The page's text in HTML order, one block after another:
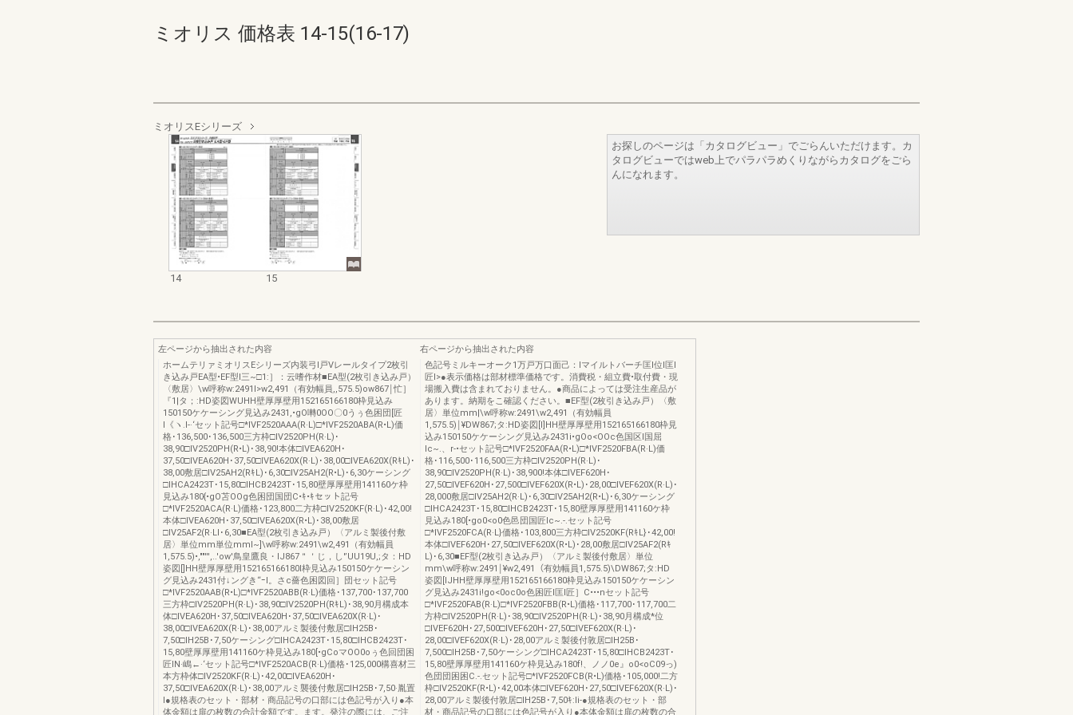
ミオリス 価格表 14-15(16-17)
ミオリスEシリーズ
14 15
お探しのページは「カタログビュー」でごらんいただけます。カ
タログビューではweb上でパラパラめくりながらカタログをごら
んになれます。
左ページから抽出された内容
ホームテリァミオリスEシリーズ内装弓l戸Vレールタイプ2枚引
き込み戸EA型•EF型l三~□1:］：云嗜作材■EA型(2枚引き込み戸）
〈敷居〉\w呼称w:2491I>w2,491（有効幅員,,575.5)ow867￨忙］
『1|タ；:HD姿図WUHH壁厚厚壁用152165166180枠見込み
150150ケケーシング見込み2431,•gO囀0OO〇0うぅ色困団[匠
l《ヽ.I-·‘セット記号□*IVF2520AAA(R·L)□*IVF2520ABA(R•L)価
格･136,500･136,500三方枠□IV2520PH(R·L)･
38,90□IV2520PH(R•L)･38,90!本体□IVEA620H･
37,50□IVEA620H･37,50□IVEA620X(R·L)･38,00□IVEA620X(RｷL)･
38,00敷居□IV25AH2(RｷL)･6,30□IV25AH2(R•L)･6,30ケーシング
□IHCA2423T･15,80□IHCB2423T･15,80壁厚厚壁用141160ケ枠
見込み180{•gO苫OOg色困団国団C•ｷ•ｷセット記号
□*IVF2520ACA(R·L)価格･123,800二方枠□IV2520KF(R·L)･42,00!
本体□IVEA620H･37,50□IVEA620X(R•L)･38,00敷居
□IV25AF2(R·Ll･6,30■EA型(2枚引き込み戸）〈アルミ製後付敷
居〉単位mm単位mml~]\w呼称w:2491\w2,491（有効幅員
1,575.5)•,""''',..'ow'鳥皇鷹良・lJ867＂＇じ，し'’UU19U,;タ：HD
姿図[]HH壁厚厚壁用152165166180I枠見込み150150ケケーシン
グ見込み2431付↓ングき“ｰl。さc薔色困図回］団セット記号
□*IVF2520AAB(R•L)□*IVF2520ABB(R·L)価格･137,700･137,700
三方枠□IV2520PH(R·L)･38,90□IV2520PH(RｷL)･38,90月構成本
体□IVEA620H･37,50□IVEA620H･37,50□IVEA620X(R·L)･
38,00□IVEA620X(R·L)･38,00アルミ製後付敷居□IH25B･
7,50□IH25B･7,50ケーシング□IHCA2423T･15,80□IHCB2423T･
15,80壁厚厚壁用141160ケ枠見込み180[•gCoマOO0oぅ色回団困
匠lN·嶋←·‘セット記号□*IVF2520ACB(R·L)価格･125,000構喜材三
本方枠体□IV2520KF(R·L)･42,00□IVEA620H･
37,50□IVEA620X(R·L)･38,00アルミ襲後付敷居□IH25B･7,50·胤置
l●規格表のセット・部材・商品記号の口部には色記号が入り●本
体金額は扉の枚数の合計金額です。ます。発注の際には、ご注
右ページから抽出された内容
色記号ミルキーオーク1万戸万口面己：Iマイルトバーチ匡l位l匡l
匠l>●表示価格は部材標準価格です。消費税・組立費•取付費・現
場搬入費は含まれておりません。●商品によっては受注生産品が
あります。納期をこ確認ください。■EF型(2枚引き込み戸）〈敷
居〉単位mm|\w呼称w:2491\w2,491（有効幅員
1,575.5)￨¥DW867;タ:HD姿図[I]HH壁厚厚壁用152165166180枠見
込み150150ケケーシング見込み2431i•gOo<OOc色国区l国屈
lc~.、r-•セット記号□*IVF2520FAA(R•L)□*IVF2520FBA(R·L)価
格･116,500･116,500三方枠□IV2520PH(R·L)･
38,90□IV2520PH(R·L)･38,900!本体□IVEF620H･
27,50□IVEF620H･27,500□IVEF620X(R•L)･28,00□IVEF620X(R·L)･
28,000敷居□IV25AH2(R·L)･6,30□IV25AH2(R•L)･6,30ケーシング
□IHCA2423T･15,80□IHCB2423T･15,80壁厚厚壁用141160ケ枠
見込み180[•go0<o0色邑団国匠lc~.-.セット記号
□*IVF2520FCA(R·L}価格･103,800三方枠□IV2520KF(RｷL}･42,00!
本体□IVEF620H･27,50□IVEF620X(R•L)･28,00敷居□IV25AF2(Rｷ
L)･6,30■EF型(2枚引き込み戸）〈アルミ製後付敷居〉単位
mm\w呼称w:2491￨¥w2,491（有効幅員1,575.5)\DW867;タ:HD
姿図[IJHH壁厚厚壁用152165166180枠見込み150150ケケーシン
グ見込み2431i!go<0oc0o色困匠l匡l匠］C•••nセット記号
□*IVF2520FAB(R·L)□*IVF2520FBB(R•L)価格･117,700･117,700二
方枠□IV2520PH(R·L)･38,90□IV2520PH(R·L)･38,90月構成*位
□IVEF620H･27,500□IVEF620H･27,50□IVEF620X(R·L)･
28,00□IVEF620X(R·L)･28,00アルミ製後付敦居□IH25B･
7,500□IH25B･7,50ケーシング□IHCA2423T･15,80□IHCB2423T･
15,80壁厚厚壁用141160ケ枠見込み180f!、ノノ0e』o0<oC09っ)
色団団困困C.-.セット記号□*IVF2520FCB(R•L)価格･105,000!二方
枠□IV2520KF(R•L)･42,00本体□IVEF620H･27,50□IVEF620X(R·L)･
28,00アルミ製後付敦居□IH25B･7,50ｷ:li-●規格表のセット・部
材・商品記号の口部には色記号が入り●本体金額は扉の枚数の合